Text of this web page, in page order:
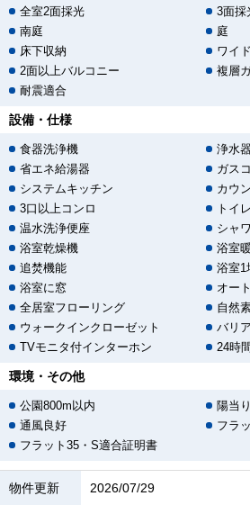
全室2面採光
3面採
南庭
庭
床下収納
ワイ
2面以上バルコニー
複層
耐震適合
設備・仕様
食器洗浄機
浄水
省エネ給湯器
ガス
システムキッチン
カウ
3口以上コンロ
トイ
温水洗浄便座
シャ
浴室乾燥機
浴室
追焚機能
浴室1
浴室に窓
オー
全居室フローリング
自然
ウォークインクローゼット
バリ
TVモニタ付インターホン
24時
環境・その他
公園800m以内
陽当
通風良好
フラ
フラット35・S適合証明書
物件更新 2026/07/29